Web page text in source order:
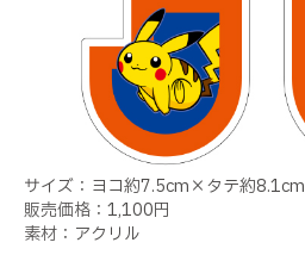
サイズ：ヨコ約7.5cm×タテ約8.1cm
販売価格：1,100円
素材：アクリル